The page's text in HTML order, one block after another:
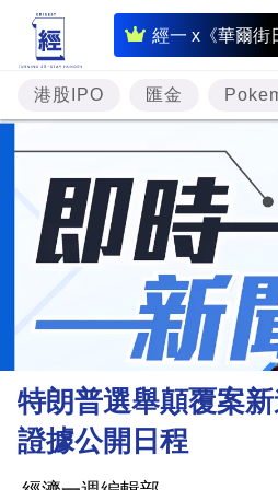
經一 x《華爾街
即
時
財
經
專
題
投
資
樓
市
財
商
業
港股IPO 匯金
特朗普選舉顛覆案
證據公開日程